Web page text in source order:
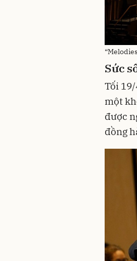
Sức
Tối
một
được
đồng